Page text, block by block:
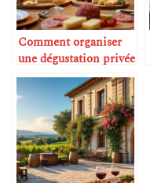
Comment organiser
une dégustation privée
à la maison